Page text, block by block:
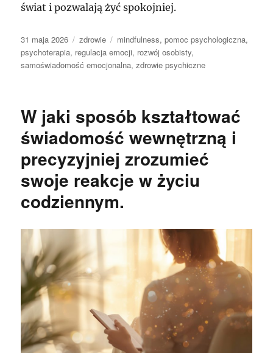
świat i pozwalają żyć spokojniej.
Data
publikacji
31 maja 2026 Kategorie
zdrowie Tagi
mindfulness,pomoc psychologiczna,
psychoterapia, regulacja emocji, rozwój osobisty,
samoświadomość emocjonalna,zdrowie psychiczne
W jaki sposób kształtować
świadomość wewnętrzną i
precyzyjniej zrozumieć
swoje reakcje w życiu
codziennym.